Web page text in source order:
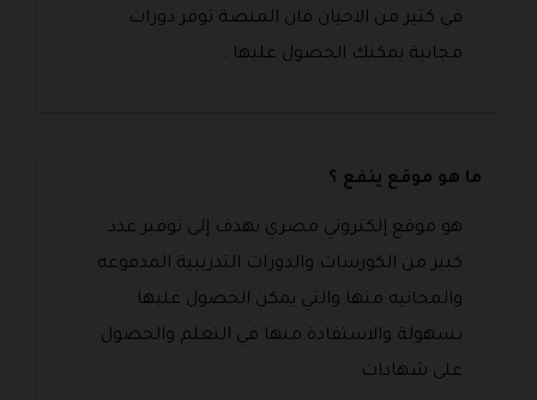
في كثير من الاحيان فان المنصة توفر دورات
مجانية يمكنك الحصول عليها .
ما هو موقع ينفع ؟
هو موقع إلكتروني مصري يهدف إلى توفير عدد
كبير من الكورسات والدورات التدريبية المدفوعه
والمجانيه منها والتي يمكن الحصول عليها
بسهولة والاستفادة منها في التعلم والحصول
على شهادات .